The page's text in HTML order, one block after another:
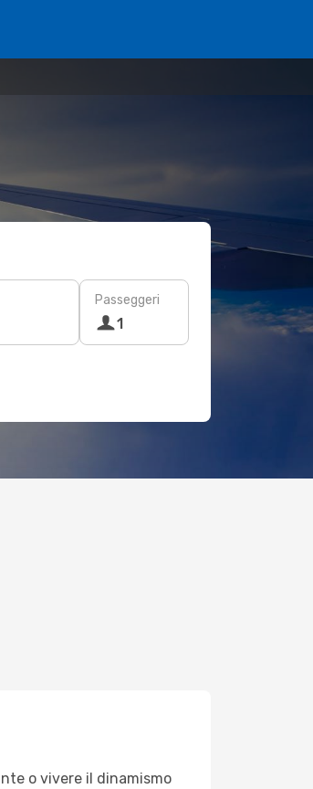
Passeggeri
1
o vivere il dinamismo